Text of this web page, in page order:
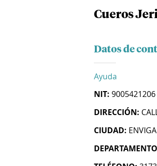
Cueros
Datos de
Ayuda
NIT: 9005421206
DIRECCIÓN:
CIUDAD: